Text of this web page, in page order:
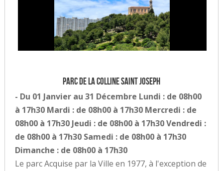
Parc de la colline Saint Joseph
- Du 01 Janvier au 31 Décembre Lundi : de 08h00
à 17h30 Mardi : de 08h00 à 17h30 Mercredi : de
08h00 à 17h30 Jeudi : de 08h00 à 17h30 Vendredi :
de 08h00 à 17h30 Samedi : de 08h00 à 17h30
Dimanche : de 08h00 à 17h30
Le parc Acquise par la Ville en 1977, à l'exception de